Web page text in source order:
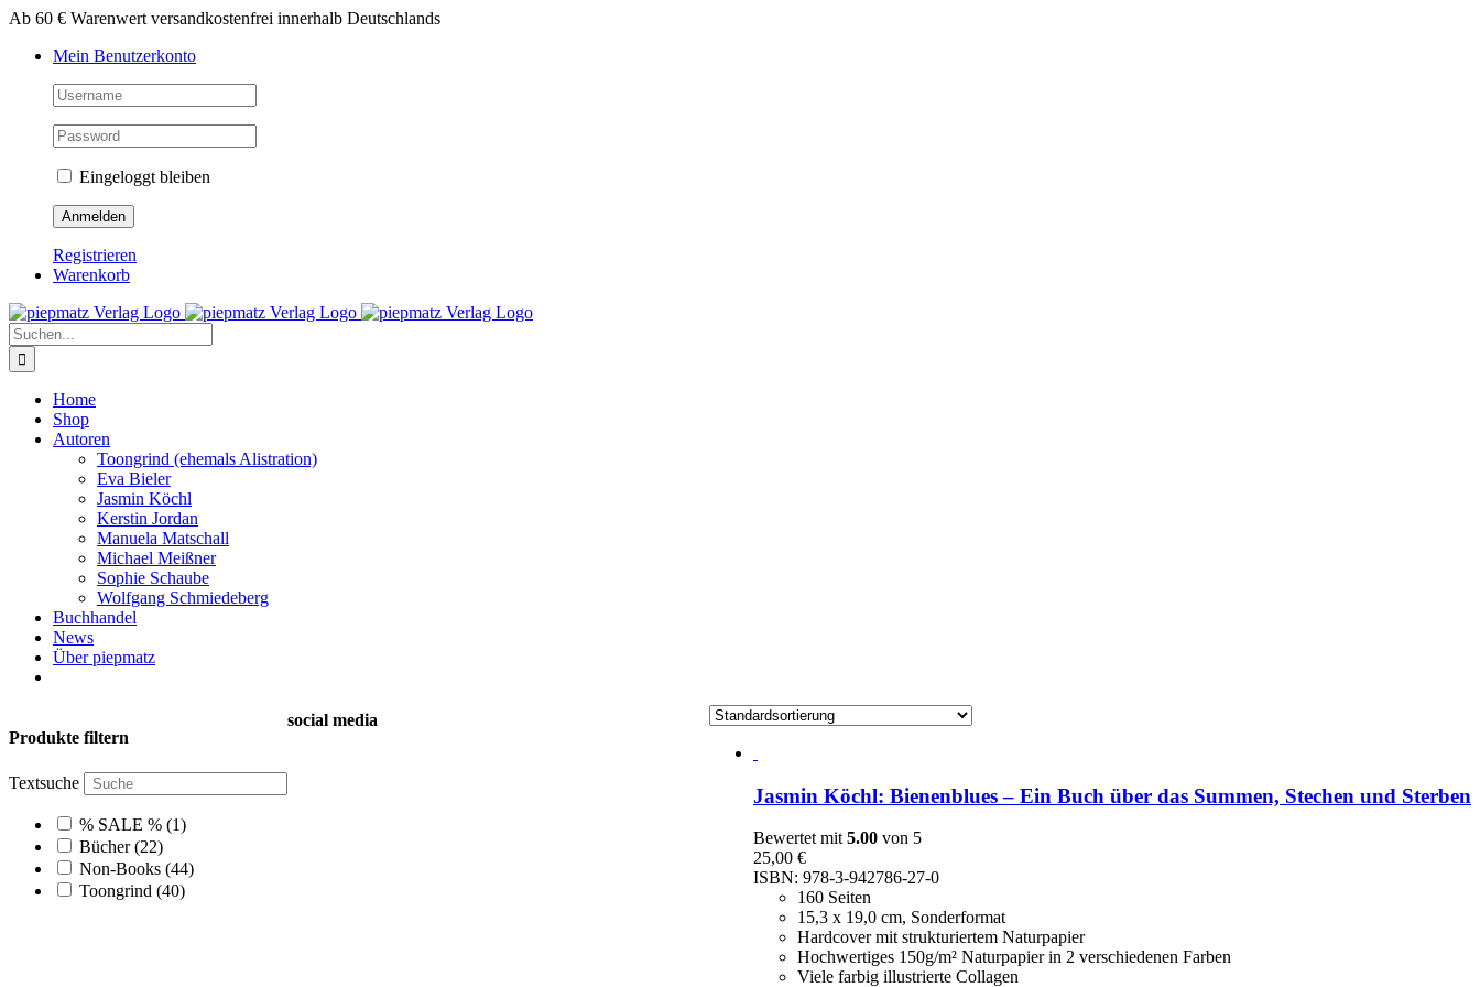
Zum
springen
Ab 60 € Warenwert versandkostenfrei innerhalb Deutschlands
Mein Benutzerkonto
Eingeloggt bleiben
Registrieren
Warenkorb
Suche
nach:
Home
Shop
Autoren
Toongrind (ehemals Alistration)
Eva Bieler
Jasmin Köchl
Kerstin Jordan
Manuela Matschall
Michael Meißner
Sophie Schaube
Wolfgang Schmiedeberg
Buchhandel
News
Über piepmatz
Jasmin Köchl: Bienenblues – Ein Buch über das Summen, Stechen und Sterben
Bewertet mit5.00 von 5
25,00 €
ISBN: 978-3-942786-27-0
160 Seiten
15,3 x 19,0 cm, Sonderformat
Hardcover mit strukturiertem Naturpapier
Hochwertiges 150g/m² Naturpapier in 2 verschiedenen Farben
Viele farbig illustrierte Collagen
Produkte filtern
Textsuche
% SALE % (1)
Bücher(22)
Non-Books (44)
Toongrind (40)
social media